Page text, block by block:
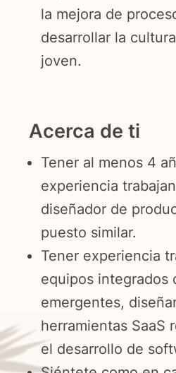
Español
la mejora de
desarrollar la
joven.
Acerca de ti
Tener al menos 4
experiencia
diseñador de
puesto similar.
Tener experiencia
equipos integrados
emergentes,
herramientas SaaS
el desarrollo de